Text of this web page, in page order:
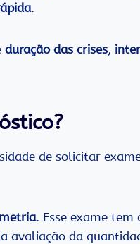
.
duração das crises,
de solicitar
. Esse exame
avaliação da